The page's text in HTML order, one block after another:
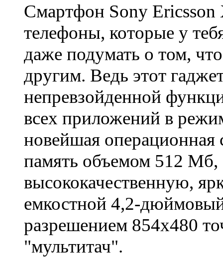
Смартфон Sony Ericsson
телефоны, которые у
даже подумать о том,
другим. Ведь этот
непревзойденной
всех приложений в
новейшая операционная
память объемом 512 Мб,
высококачественную,
емкостной 4,2-
разрешением 854x480
"мультитач".